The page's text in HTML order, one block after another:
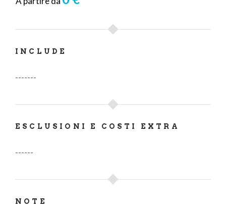
INCLUDE
-------
ESCLUSIONI E COSTI EXTRA
------
NOTE